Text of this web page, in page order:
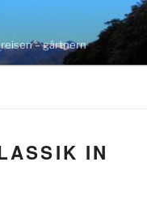
– gärtnern
IN